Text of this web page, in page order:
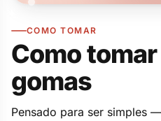
✦ COMO TOMAR
Como
gomas
Pensado para ser simples